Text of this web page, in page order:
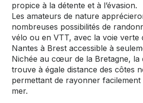
propice à la détente et à l’évasion.
Les amateurs de nature
nombreuses possibilités de
vélo ou en VTT, avec la voie verte
Nantes à Brest accessible à
Nichée au cœur de la Bretagne, la
trouve à égale distance des côtes
permettant de rayonner
mer.